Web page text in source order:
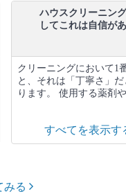
ハウスクリーニン
してこれは自信が
クリーニングにおいて1
と、それは「丁寧さ」
ります。 使用する薬剤
すべてを表示す
みる